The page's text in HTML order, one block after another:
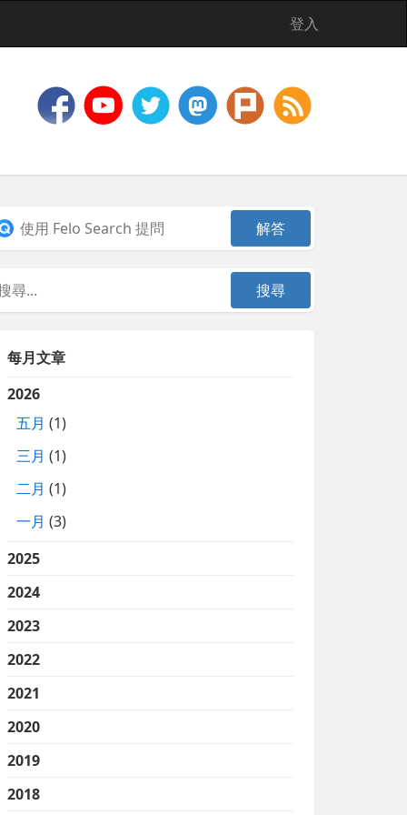
登入
每月文章
2026
五月 (1)
三月 (1)
二月 (1)
一月 (3)
2025
2024
2023
2022
2021
2020
2019
2018